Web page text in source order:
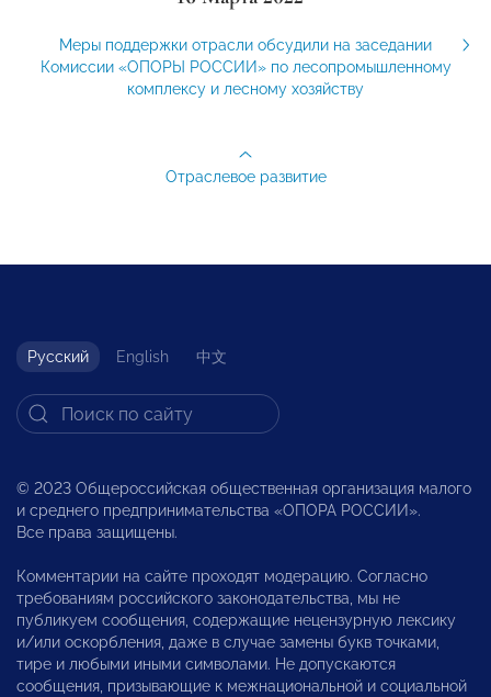
Меры поддержки отрасли обсудили на заседании
Комиссии «ОПОРЫ РОССИИ» по лесопромышленному
комплексу и лесному хозяйству
Отраслевое развитие
Русский English 中文
© 2023 Общероссийская общественная организация малого
и среднего предпринимательства «ОПОРА РОССИИ».
Все права защищены.
Комментарии на сайте проходят модерацию. Согласно
требованиям российского законодательства, мы не
публикуем сообщения, содержащие нецензурную лексику
и/или оскорбления, даже в случае замены букв точками,
тире и любыми иными символами. Не допускаются
сообщения, призывающие к межнациональной и социальной